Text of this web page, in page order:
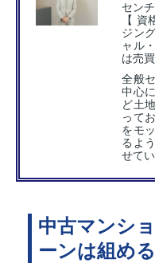
セン
【
ジン
ャル
は売買
全般
中心
ど土
って
をモ
るよ
せて
中古マンシ
ーンは組め